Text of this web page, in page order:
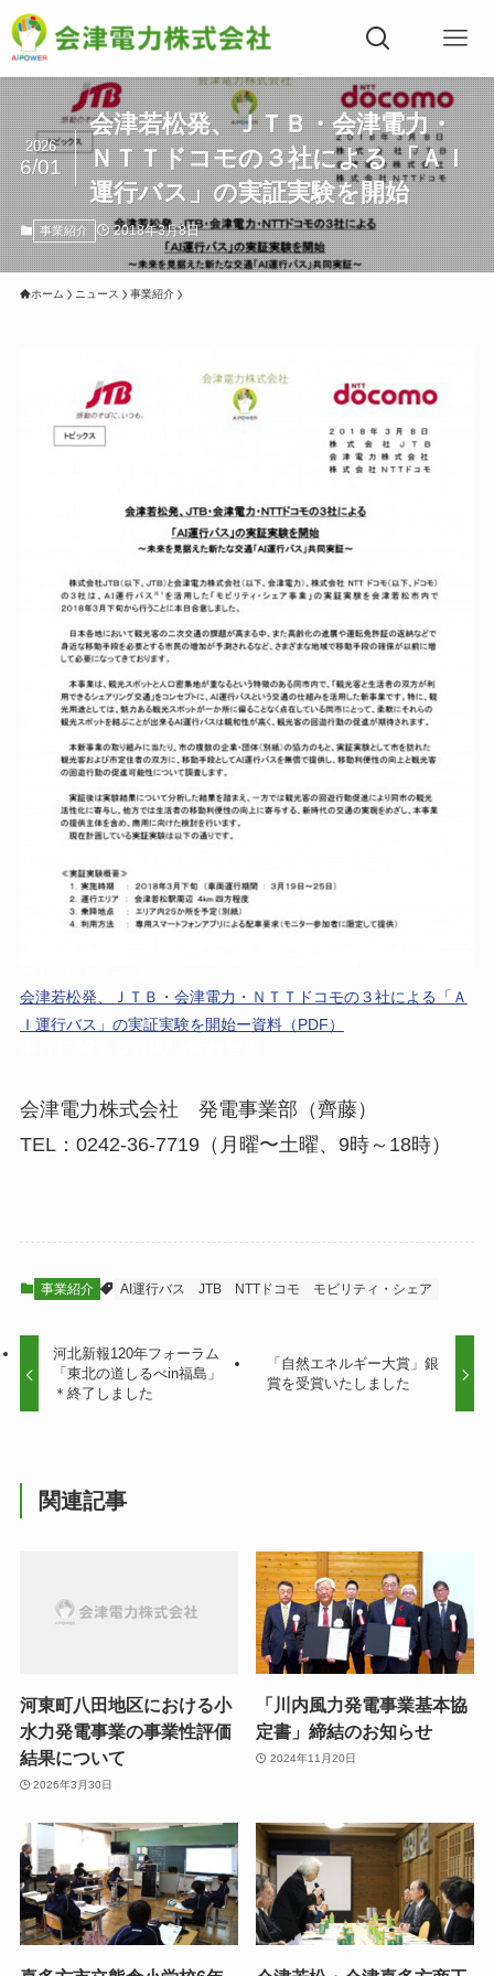
会津若松発、ＪＴＢ・会津電力・
ＮＴＴドコモの３社による 「ＡＩ
運行バス」の実証実験を開始
2026
6/01
事業紹介 2018年3月8日
ホーム ニュース 事業紹介
会津若松発、ＪＴＢ・会津電力・ＮＴＴドコモの３社による「Ａ
Ｉ運行バス」の実証実験を開始ー資料（PDF）
会津電力株式会社 発電事業部（齊藤）
TEL：0242-36-7719（月曜〜土曜、9時～18時）
事業紹介 AI運行バス JTB NTTドコモ モビリティ・シェア
河北新報120年フォーラム
「東北の道しるべin福島」
＊終了しました
「自然エネルギー大賞」銀
賞を受賞いたしました
関連記事
河東町八田地区における小
水力発電事業の事業性評価
結果について
2026年3月30日
「川内風力発電事業基本協
定書」締結のお知らせ
2024年11月20日